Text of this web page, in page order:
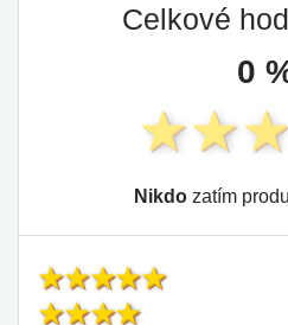
Celkové
0
Nikdozatím